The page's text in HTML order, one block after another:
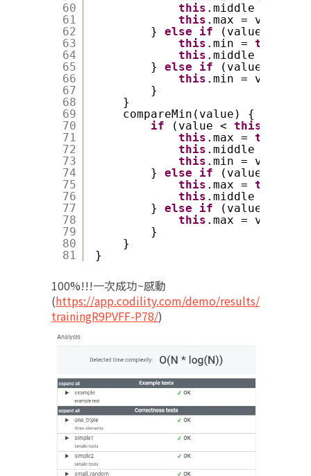
60
61
62
63
64
65
66
67
68
69
70
71
72
73
74
75
76
77
78
79
80
81
this .middle =
this .max = value
} else if (value >
this .min = this
this .middle = value
} else if (value >
this .min = value
}
}
compareMin(value) {
if
(value < this
this .max = this
this .middle =
this .min = value
} else if (value <
this .max = this
this .middle = value
} else if (value <
this .max = value
}
}
}
100%!!!一次成功~感動
(https://app.codility.com/demo/results/
trainingR9PVFF-P78/)